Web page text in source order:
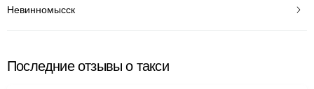
Невинномысск
Последние отзывы о такси